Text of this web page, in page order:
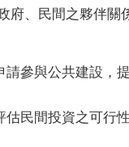
、民間之夥伴關
參與公共建設，
民間投資之可行